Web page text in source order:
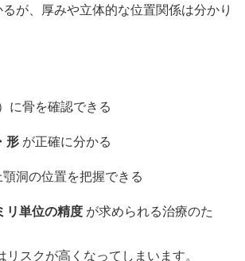
が、厚みや立体的な位置関係は分かり
に骨を確認できる
形 が正確に分かる
洞の位置を把握できる
リ単位の精度 が求められる治療のた
スクが高くなってしまいます。